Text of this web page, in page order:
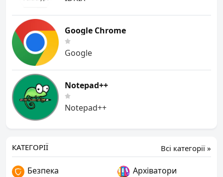
Google Chrome
Google
Notepad++
Notepad++
Всі категорії »
КАТЕГОРІЇ
Безпека
Архіватори